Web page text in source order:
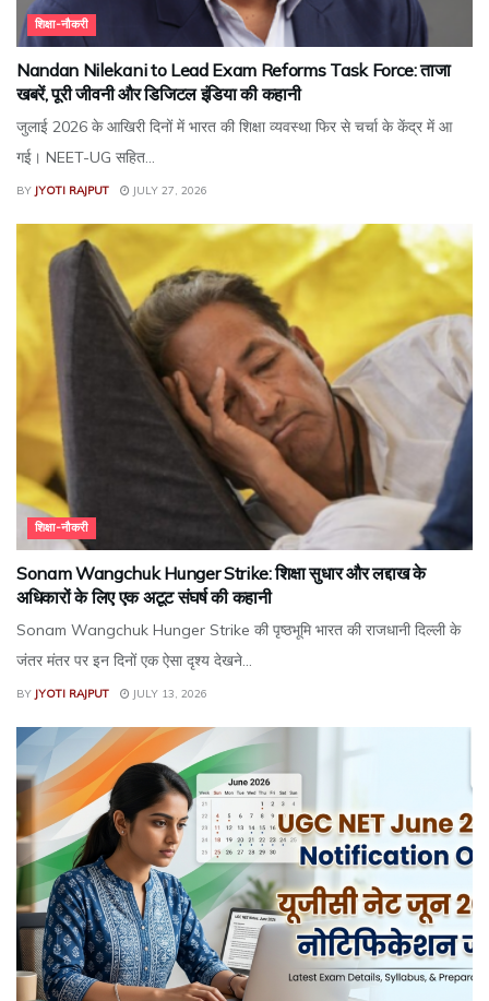
शिक्षा-नौकरी
Nandan Nilekani to Lead Exam Reforms Task Force: ताजा
खबरें, पूरी जीवनी और डिजिटल इंडिया की कहानी
जुलाई 2026 के आखिरी दिनों में भारत की शिक्षा व्यवस्था फिर से चर्चा के केंद्र में आ
गई। NEET-UG सहित...
BY JYOTI RAJPUT JULY 27, 2026
शिक्षा-नौकरी
Sonam Wangchuk Hunger Strike: शिक्षा सुधार और लद्दाख के
अधिकारों के लिए एक अटूट संघर्ष की कहानी
Sonam Wangchuk Hunger Strike की पृष्ठभूमि भारत की राजधानी दिल्ली के
जंतर मंतर पर इन दिनों एक ऐसा दृश्य देखने...
BY JYOTI RAJPUT JULY 13, 2026